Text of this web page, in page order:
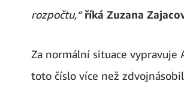
rozpočtu,“říká Zuzana
Za normální situace vypravuje
toto číslo více než